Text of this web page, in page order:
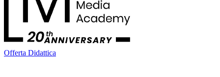
Offerta Didattica